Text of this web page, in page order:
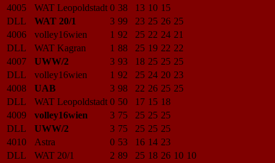
4005
WAT Leopoldstadt 0 38 13 10 15
DLL
WAT 20/1 3 99 23 25 26 25
4006
volley16wien 1 92 25 22 24 21
DLL
WAT Kagran 1 88 25 19 22 22
4007
UWW/2 3 93 18 25 25 25
DLL
volley16wien 1 92 25 24 20 23
4008
UAB 3 98 22 26 25 25
DLL
WAT Leopoldstadt 0 50 17 15 18
4009
volley16wien 3 75 25 25 25
DLL
UWW/2 3 75 25 25 25
4010
Astra 0 53 16 14 23
DLL
WAT 20/1 2 89 25 18 26 10 10